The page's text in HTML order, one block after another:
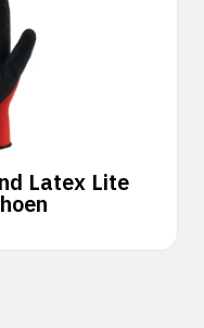
Latex Lite